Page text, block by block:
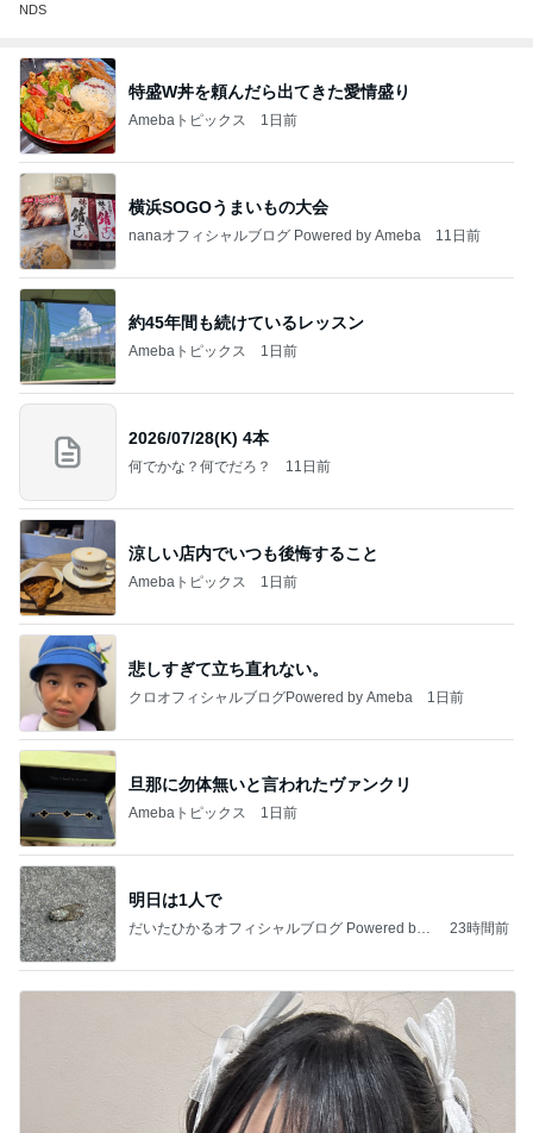
NDS
特盛W丼を頼んだら出てきた愛情盛り
Amebaトピックス 1日前
横浜SOGOうまいもの大会
nanaオフィシャルブログ Powered by Ameba 11日前
約45年間も続けているレッスン
Amebaトピックス 1日前
2026/07/28(K) 4本
何でかな？何でだろ？ 11日前
涼しい店内でいつも後悔すること
Amebaトピックス 1日前
悲しすぎて立ち直れない。
クロオフィシャルブログPowered by Ameba 1日前
旦那に勿体無いと言われたヴァンクリ
Amebaトピックス 1日前
明日は1人で
だいたひかるオフィシャルブログ Powered by
23時間前